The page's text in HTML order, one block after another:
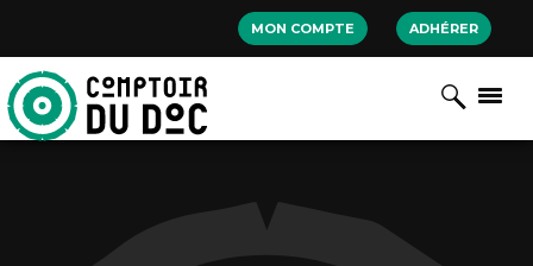
MON COMPTE ADHÉRER
Cookies management panel